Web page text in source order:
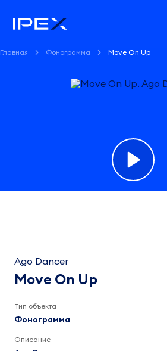
Главная Фонограмма Move On Up
Dancer
Ago Dancer
Move On Up
Тип объекта
Фонограмма
Описание